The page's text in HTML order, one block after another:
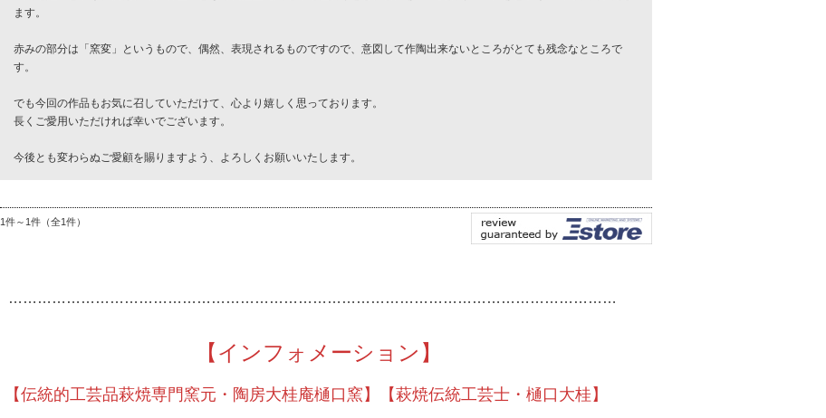
ます。
赤みの部分は「窯変」というもので、偶然、表現されるものですので、意図して作陶出来ないところがとても残念なところで
す。
でも今回の作品もお気に召していただけて、心より嬉しく思っております。
長くご愛用いただければ幸いでございます。
今後とも変わらぬご愛顧を賜りますよう、よろしくお願いいたします。
1件～1件（全1件）
………… ……………………………………………………………………………………………………
【インフォメーション】
【伝統的工芸品萩焼専門窯元・陶房大桂庵樋口窯】【萩焼伝統工芸士・樋口大桂】